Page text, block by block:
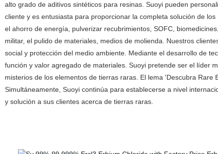
alto grado de aditivos sintéticos para resinas. Suoyi pueden
cliente y es entusiasta para proporcionar la completa solución de
el ahorro de energía, pulverizar recubrimientos, SOFC,
militar, el pulido de materiales, medios de molienda. Nuestros
social y protección del medio ambiente. Mediante el desarrollo de
función y valor agregado de materiales. Suoyi pretende ser el líder
misterios de los elementos de tierras raras. El lema 'Descubra
Simultáneamente, Suoyi continúa para establecerse a nivel
y solución a sus clientes acerca de tierras raras.